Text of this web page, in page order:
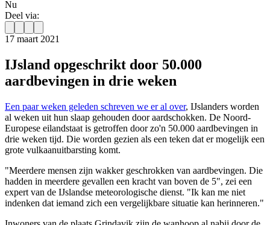
Nu
Deel via:
17 maart 2021
IJsland opgeschrikt door 50.000
aardbevingen in drie weken
Een paar weken geleden schreven we er al over, IJslanders worden
al weken uit hun slaap gehouden door aardschokken. De Noord-
Europese eilandstaat is getroffen door zo'n 50.000 aardbevingen in
drie weken tijd. Die worden gezien als een teken dat er mogelijk een
grote vulkaanuitbarsting komt.
"Meerdere mensen zijn wakker geschrokken van aardbevingen. Die
hadden in meerdere gevallen een kracht van boven de 5", zei een
expert van de IJslandse meteorologische dienst. "Ik kan me niet
indenken dat iemand zich een vergelijkbare situatie kan herinneren."